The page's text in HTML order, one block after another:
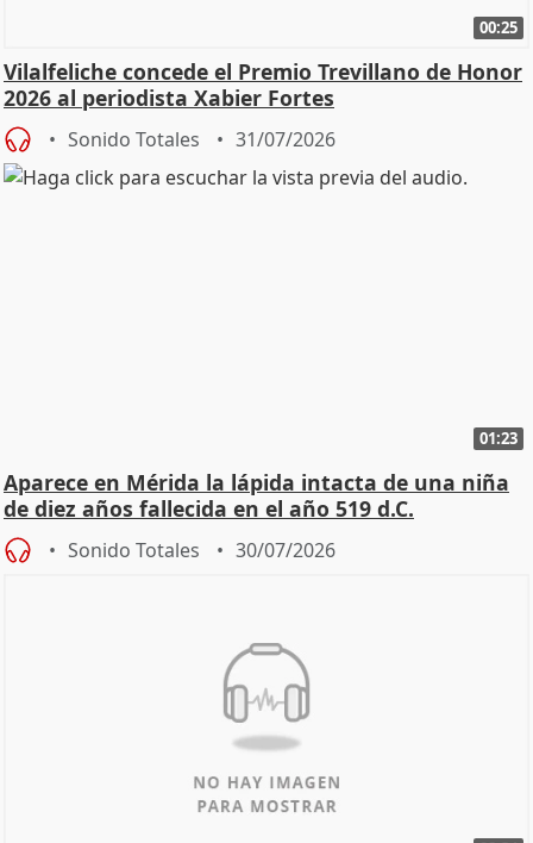
00:25
Vilalfeliche concede el Premio Trevillano de Honor
2026 al periodista Xabier Fortes
Sonido Totales 31/07/2026
01:23
Aparece en Mérida la lápida intacta de una niña
de diez años fallecida en el año 519 d.C.
Sonido Totales 30/07/2026